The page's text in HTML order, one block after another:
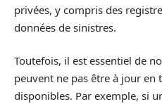
privées, y compris des
données de sinistres.
Toutefois, il est essentiel de
peuvent ne pas être à jour
disponibles. Par exemple, si